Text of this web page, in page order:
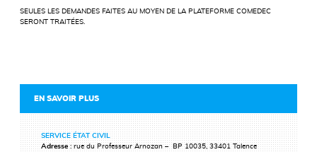
SEULES LES DEMANDES FAITES AU MOYEN DE LA PLATEFORME COMEDEC
SERONT TRAITÉES.
EN SAVOIR PLUS
SERVICE ÉTAT CIVIL
Adresse : rue du Professeur Arnozan – BP 10035, 33401 Talence